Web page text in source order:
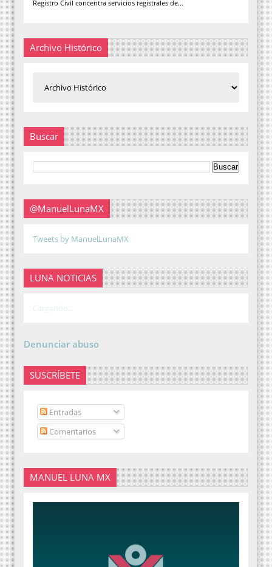
Registro Civil concentra servicios registrales de...
Archivo Histórico
Buscar
@ManuelLunaMX
Tweets by ManuelLunaMX
LUNA NOTICIAS
Cargando...
Denunciar abuso
SUSCRÍBETE
Entradas
Comentarios
MANUEL LUNA MX